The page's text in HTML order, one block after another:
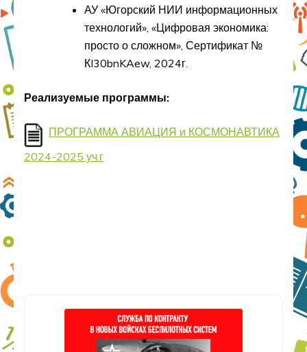
АУ «Югорский НИИ информационных
технологий», «Цифровая экономика:
просто о сложном», Сертификат №
КI30bnKAew, 2024г.
Реализуемые программы:
ПРОГРАММА АВИАЦИЯ и КОСМОНАВТИКА
2024-2025 уч.г